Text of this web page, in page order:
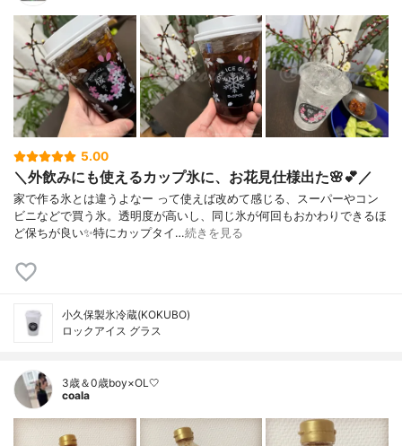
5.00
＼外飲みにも使えるカップ氷に、お花見仕様出た🌸💕／
家で作る氷とは違うよなー って使えば改めて感じる、スーパーやコン
ビニなどで買う氷。⁡透明度が高いし、同じ氷が何回もおかわりできるほ
ど保ちが良い✨⁡特にカップタイ…続きを見る
小久保製氷冷蔵(KOKUBO)
ロックアイス グラス
3歳＆0歳boy×OL🤍
coala